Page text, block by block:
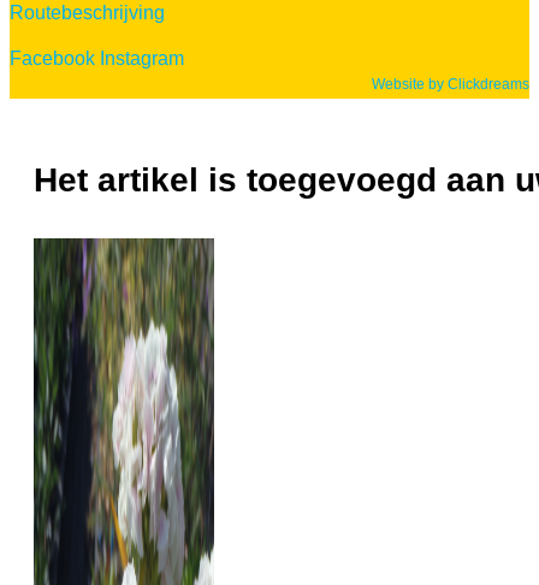
Routebeschrijving
Facebook Instagram
Website by Clickdreams
Het artikel is toegevoegd aan